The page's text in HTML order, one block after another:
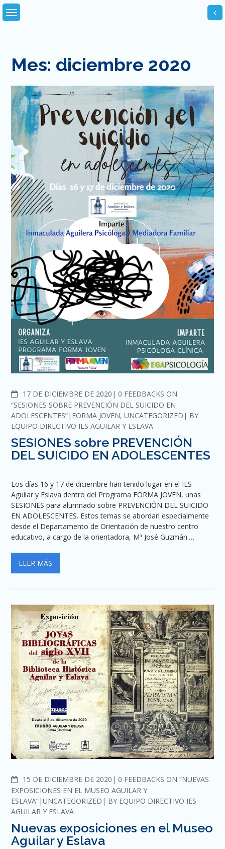
Skip
to
Mes: diciembre 2020
17 DE DICIEMBRE DE 2020 COMMENTS
0 FEEDBACKS ON
“SESIONES SOBRE PREVENCIÓN DEL SUICIDO EN
ADOLESCENTES” FORMA JOVEN,UNCATEGORIZED
BY
EQUIPO DIRECTIVO IES AGUILAR Y ESLAVA
SESIONES sobre PREVENCIÓN
DEL SUICIDO EN ADOLESCENTES
Los días 16 y 17 de diciembre han tenido lugar en el IES
Aguilar y Eslava dentro del Programa FORMA JOVEN, unas
SESIONES para alumnado sobre PREVENCIÓN DEL SUICIDO
EN ADOLESCENTES. Estos temas se abordan especialmente
desde el Departamento de Orientación de nuestro centro
educativo, a cargo de la orientadora, Mª José Guzmán.…
LEER MÁS
15 DE DICIEMBRE DE 2020 COMMENTS
0 FEEDBACKS ON “NUEVAS
EXPOSICIONES EN EL MUSEO AGUILAR Y
ESLAVA” UNCATEGORIZED BY EQUIPO DIRECTIVO IES
AGUILAR Y ESLAVA
Nuevas exposiciones en el Museo
Aguilar y Eslava